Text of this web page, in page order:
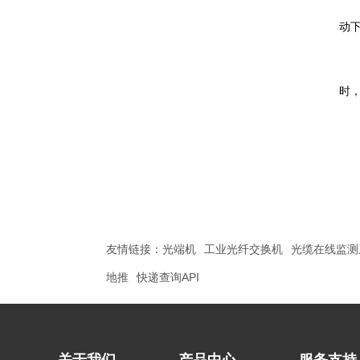
动
服
时
友情链接： 光端机 工业光纤交换机 光缆在线监
地推 快递查询API